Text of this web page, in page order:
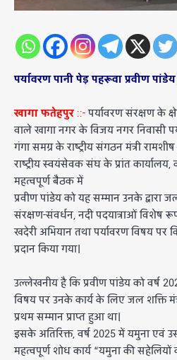
पर्यावरण पानी पेड़ पहरूवा प्रवीण
खागा फतेहपुर::-पर्यावरण संरक्षण के
वाले खागा नगर के विजय नगर निवासी
गंगा समग्र के राष्ट्रीय संगठन मंत्री रामशीष
राष्ट्रीय स्वयंसेवक संघ के प्रांत
महत्वपूर्ण बैठक में
प्रवीण पांडेय को यह सम्मान उनके द्वारा
संरक्षण-संवर्धन, नदी पदयात्राओं विशेष
खदेरी अभियान तथा पर्यावरण विषय
प्रदान किया गया।
उल्लेखनीय है कि प्रवीण पांडेय को वर्ष
विषय पर उनके कार्य के लिए जल शक्ति
प्रथम सम्मान प्राप्त हुआ था।
इसके अतिरिक्त, वर्ष 2025 में यमुना एवं
महत्वपूर्ण शोध कार्य “यमुना की सहेलियों